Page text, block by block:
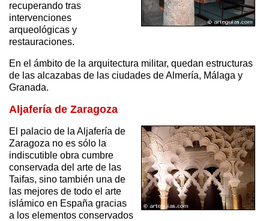
recuperando tras
intervenciones
arqueológicas y
restauraciones.
En el ámbito de la arquitectura militar, quedan estructuras
de las alcazabas de las ciudades de Almería, Málaga y
Granada.
Aljafería de Zaragoza
El palacio de la Aljafería de
Zaragoza no es sólo la
indiscutible obra cumbre
conservada del arte de las
Taifas, sino también una de
las mejores de todo el arte
islámico en España gracias
a los elementos conservados